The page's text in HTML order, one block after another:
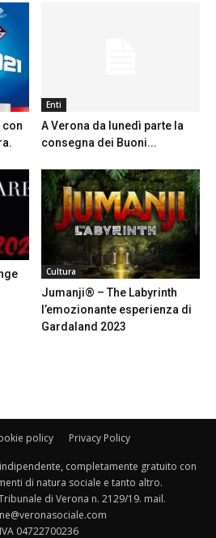
con
Enti
A Verona da lunedì parte la
consegna dei Buoni...
Cultura
Jumanji® – The Labyrinth
l’emozionante esperienza di
Gardaland 2023
policy Privacy Policy
completamente gratuito con
di natura sociale e tanto altro.
di Verona n. 2129/19. mail.
04722700236